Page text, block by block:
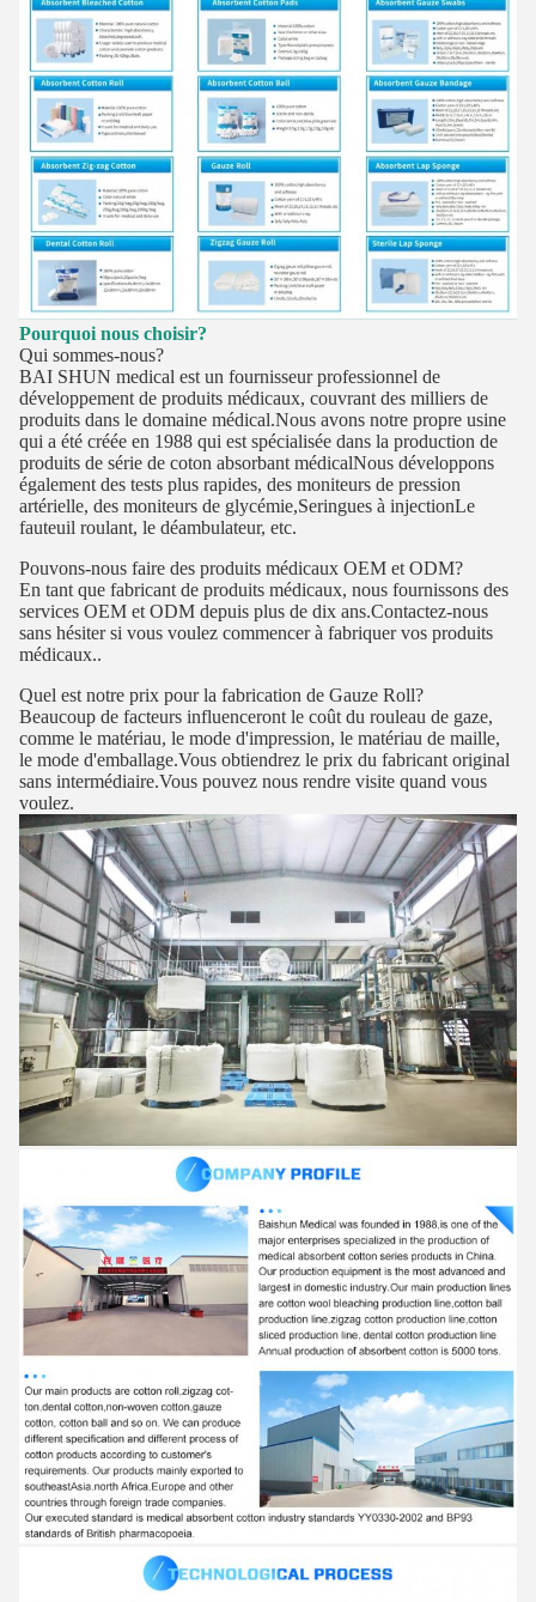
Pourquoi nous choisir?
Qui sommes-nous?
BAI SHUN medical est un fournisseur professionnel de
développement de produits médicaux, couvrant des milliers de
produits dans le domaine médical.Nous avons notre propre usine
qui a été créée en 1988 qui est spécialisée dans la production de
produits de série de coton absorbant médicalNous développons
également des tests plus rapides, des moniteurs de pression
artérielle, des moniteurs de glycémie,Seringues à injectionLe
fauteuil roulant, le déambulateur, etc.
Pouvons-nous faire des produits médicaux OEM et ODM?
En tant que fabricant de produits médicaux, nous fournissons des
services OEM et ODM depuis plus de dix ans.Contactez-nous
sans hésiter si vous voulez commencer à fabriquer vos produits
médicaux..
Quel est notre prix pour la fabrication de Gauze Roll?
Beaucoup de facteurs influenceront le coût du rouleau de gaze,
comme le matériau, le mode d'impression, le matériau de maille,
le mode d'emballage.Vous obtiendrez le prix du fabricant original
sans intermédiaire.Vous pouvez nous rendre visite quand vous
voulez.